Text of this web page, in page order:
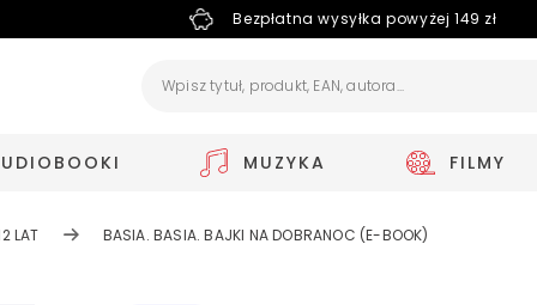
Bezpłatna wysyłka powyżej 149 zł
MUZYKA FILMY
LAT BASIA. BASIA. BAJKI NA DOBRANOC (E-BOOK)